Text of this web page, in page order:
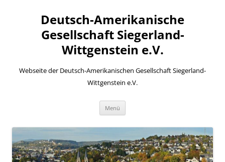
Deutsch-Amerikanische
Gesellschaft Siegerland-
Wittgenstein e.V.
Webseite der Deutsch-Amerikanischen Gesellschaft Siegerland-
Wittgenstein e.V.
Menü